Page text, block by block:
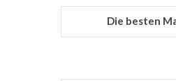
Die besten